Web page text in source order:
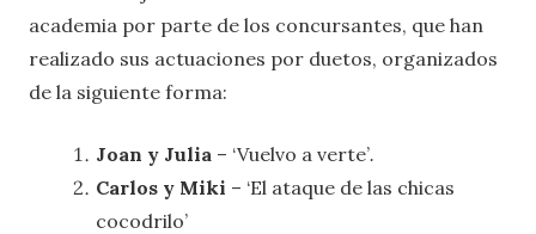
academia por parte de los concursantes, que han
realizado sus actuaciones por duetos, organizados
de la siguiente forma:
Joan y Julia – ‘Vuelvo a verte’.
Carlos y Miki – ‘El ataque de las chicas
cocodrilo’